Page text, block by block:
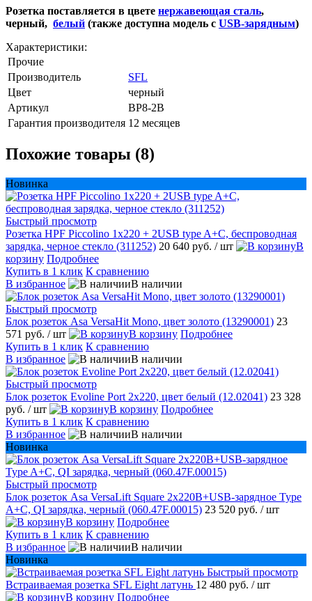
Розетка поставляется в цвете нержавеющая сталь,
черный, белый (также доступна модель с USB-зарядным)
Характеристики:
Прочие
Производитель
SFL
Цвет
черный
Артикул
BP8-2B
Гарантия производителя 12 месяцев
Похожие товары (8)
Новинка
Быстрый просмотр
Розетка HPF Piccolino 1х220 + 2USB type A+C, беспроводная
зарядка, черное стекло (311252) 20 640 руб. / шт
В
корзину Подробнее
Купить в 1 клик К сравнению
В избранное
В наличии
Быстрый просмотр
Блок розеток Asa VersaHit Mono, цвет золото (13290001) 23
571 руб. / шт В корзину Подробнее
Купить в 1 клик К сравнению
В избранное
В наличии
Быстрый просмотр
Блок розеток Evoline Port 2х220, цвет белый (12.02041) 23 328
руб. / шт В корзину Подробнее
Купить в 1 клик К сравнению
В избранное
В наличии
Новинка
Быстрый просмотр
Блок розеток Asa VersaLift Square 2х220В+USB-зарядное Type
A+C, QI зарядка, черный (060.47F.00015) 23 520 руб. / шт
В корзину Подробнее
Купить в 1 клик К сравнению
В избранное
В наличии
Новинка
Быстрый просмотр
Встраиваемая розетка SFL Eight латунь 12 480 руб. / шт
В корзину Подробнее